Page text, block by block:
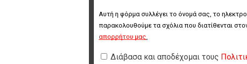
Αυτή η φόρμα συλλέγει το όνομά σας, το
παρακολουθούμε τα σχόλια που διατίθενται
απορρήτου μας.
Διάβασα και αποδέχομαι τους